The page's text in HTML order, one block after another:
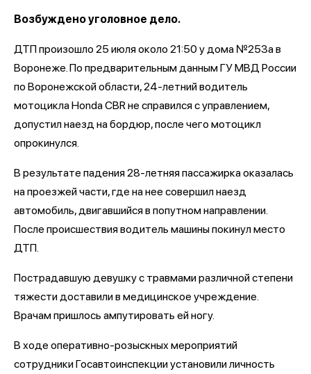
Возбуждено уголовное дело.
ДТП произошло 25 июля около 21:50 у дома №253а в
Воронеже. По предварительным данным ГУ МВД России
по Воронежской области, 24-летний водитель
мотоцикла Honda CBR не справился с управлением,
допустил наезд на бордюр, после чего мотоцикл
опрокинулся.
В результате падения 28-летняя пассажирка оказалась
на проезжей части, где на нее совершил наезд
автомобиль, двигавшийся в попутном направлении.
После происшествия водитель машины покинул место
ДТП.
Пострадавшую девушку с травмами различной степени
тяжести доставили в медицинское учреждение.
Врачам пришлось ампутировать ей ногу.
В ходе оперативно-розыскных мероприятий
сотрудники Госавтоинспекции установили личность